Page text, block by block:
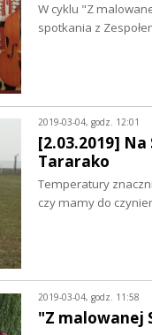
W cyklu "Z
spotkania z
2019-03-04, godz. 12:01
[2.03.2019]
Tararako
Temperatury
czy mamy do
2019-03-04, godz. 11:58
"Z malowanej